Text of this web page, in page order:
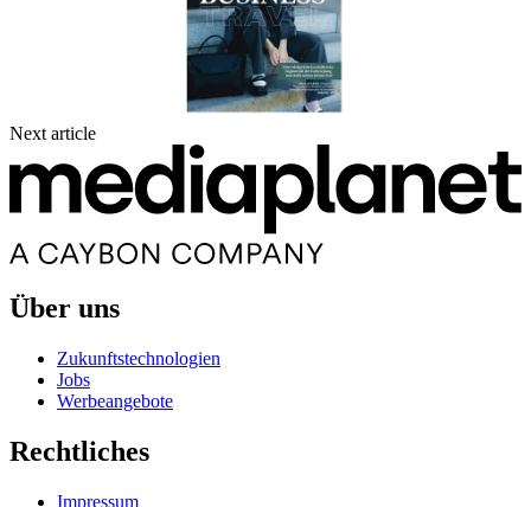
Next article
Über uns
Zukunftstechnologien
Jobs
Werbeangebote
Rechtliches
Impressum